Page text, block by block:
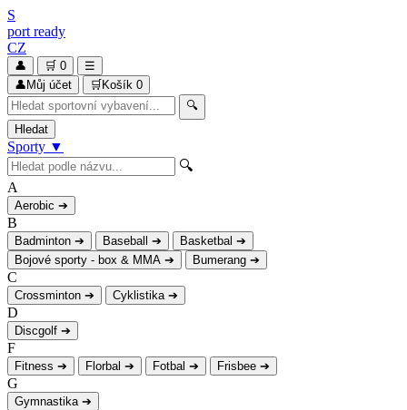
S
port ready
CZ
👤 🛒 0
☰
👤 Můj účet 🛒 Košík 0
🔍
Hledat
Sporty ▼
🔍
A
Aerobic ➔
B
Badminton ➔ Baseball ➔ Basketbal ➔
Bojové sporty - box & MMA ➔ Bumerang ➔
C
Crossminton ➔ Cyklistika ➔
D
Discgolf ➔
F
Fitness ➔ Florbal ➔ Fotbal ➔ Frisbee ➔
G
Gymnastika ➔